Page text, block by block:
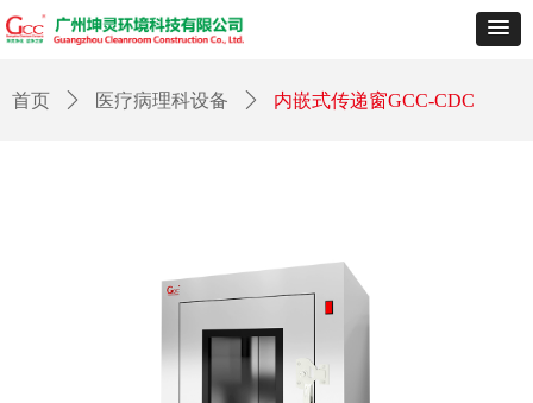
首页 ꄲ 医疗病理科设备 ꄲ 内嵌式传递窗GCC-CDC